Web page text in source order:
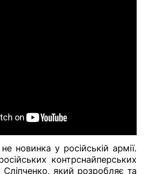
новинка у російській армії.
контрснайперських
який розробляє та